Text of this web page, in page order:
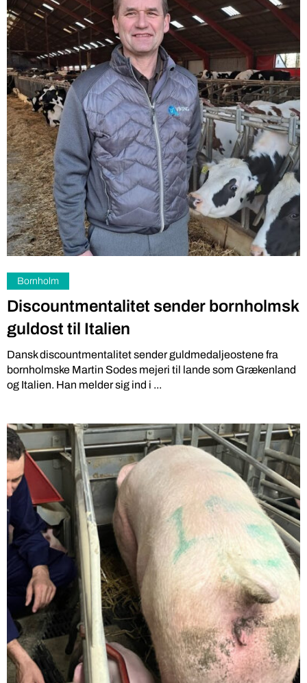
Bornholm
Discountmentalitet sender bornholmsk
guldost til Italien
Dansk discountmentalitet sender guldmedaljeostene fra
bornholmske Martin Sodes mejeri til lande som Grækenland
og Italien. Han melder sig ind i ...